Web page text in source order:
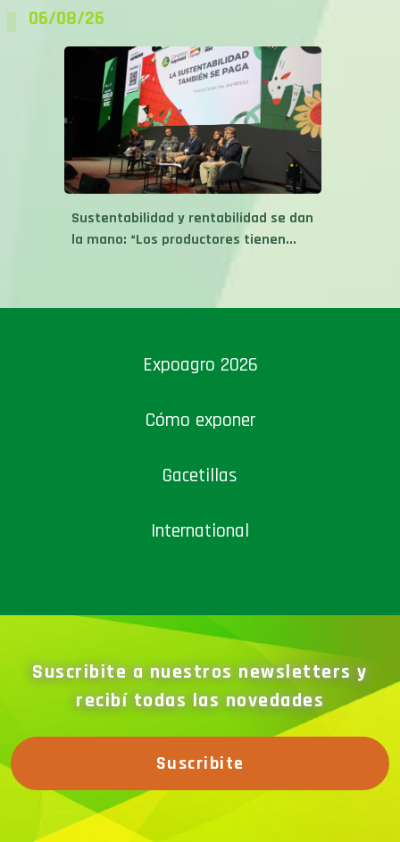
06/08/26
Sustentabilidad y rentabilidad se dan
la mano: “Los productores tienen...
Expoagro 2026
Cómo exponer
Gacetillas
International
Suscribite a nuestros newsletters y
recibí todas las novedades
Suscribite